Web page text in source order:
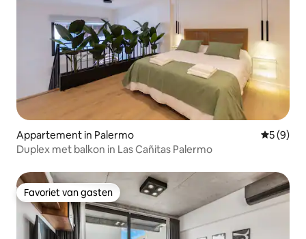
Appartement in Palermo
5 (9)
Duplex met balkon in Las Cañitas Palermo
Favoriet van gasten
Favoriet van gasten